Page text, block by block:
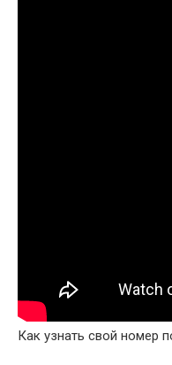
Как узнать свой номер